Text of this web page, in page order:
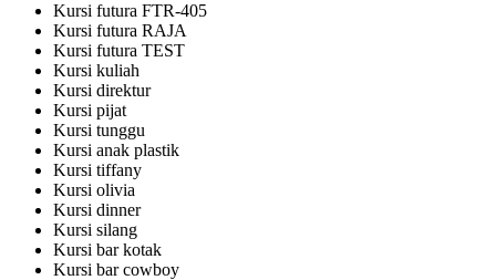
Kursi futura FTR-405
Kursi futura RAJA
Kursi futura TEST
Kursi kuliah
Kursi direktur
Kursi pijat
Kursi tunggu
Kursi anak plastik
Kursi tiffany
Kursi olivia
Kursi dinner
Kursi silang
Kursi bar kotak
Kursi bar cowboy